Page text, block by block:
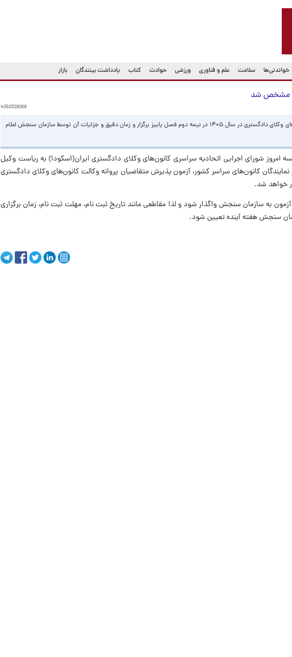
خواندنی‌ها سلامت علم و فناوری ورزشی حوادث کتاب یادداشت بینندگان بازار
4050328068
آزمون پذیرش متقاضیان پروانه وکالت کانون‌های وکلای دادگستری در سال ۱۴۰۵ در نیمه دوم فصل پاییز برگزار و زمان دقیق و جزئیات آن توسط سازمان سنجش اعلام
امروز شورای اجرایی اتحادیه سراسری کانون‌های وکلای دادگستری ایران(اسکودا) به ریاست وکیل
نمایندگان کانون‌های سراسر کشور، آزمون پذیرش متقاضیان پروانه وکالت کانون‌های وکلای دادگستری
به سازمان سنجش واگذار شود و لذا مقاطعی مانند تاریخ ثبت نام، مهلت ثبت نام، زمان برگزاری
سنجش هفته آینده تعیین شود.